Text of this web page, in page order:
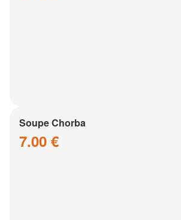
Soupe Chorba
7.00 €